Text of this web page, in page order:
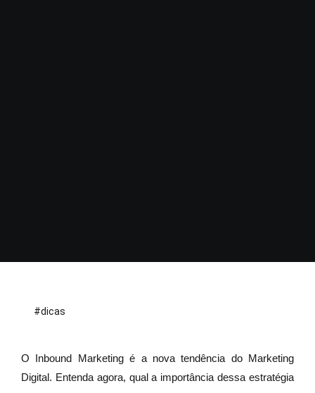
#dicas
O Inbound Marketing é a nova tendência do Marketing
Digital. Entenda agora, qual a importância dessa estratégia